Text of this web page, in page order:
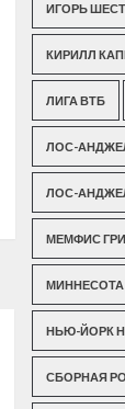
ИГОРЬ
КИРИЛЛ
ЛИГА ВТБ
ЛОС-
ЛОС-
МЕМФИС
НЬЮ-ЙОРК
СБОРНАЯ